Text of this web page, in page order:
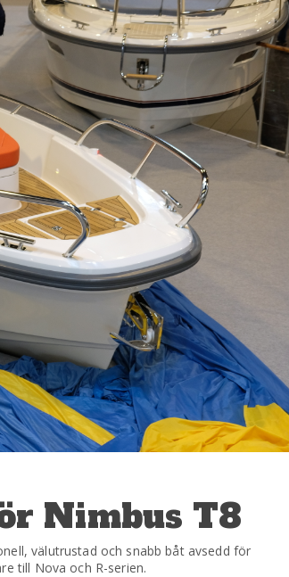
Nimbus T8
välutrustad och snabb båt avsedd för
till Nova och R-serien.